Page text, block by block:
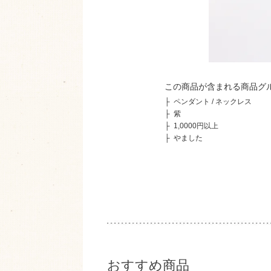
この商品が含まれる商品グ
├ ペンダント / ネックレス
├ 紫
├ 1,0000円以上
├ やました
おすすめ商品